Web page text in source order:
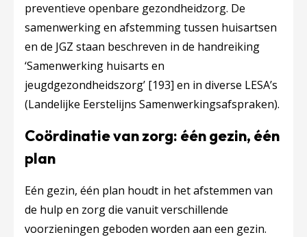
preventieve openbare gezondheidzorg. De
samenwerking en afstemming tussen huisartsen
en de JGZ staan beschreven in de handreiking
‘Samenwerking huisarts en
jeugdgezondheidszorg’ [193] en in diverse LESA’s
(Landelijke Eerstelijns Samenwerkingsafspraken).
Coördinatie van zorg: één gezin, één
plan
Eén gezin, één plan houdt in het afstemmen van
de hulp en zorg die vanuit verschillende
voorzieningen geboden worden aan een gezin.